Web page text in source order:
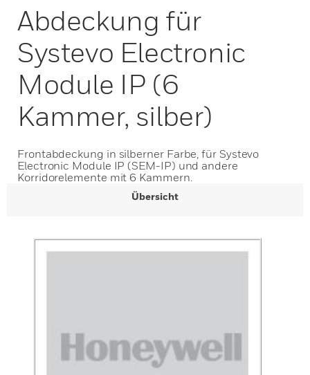
Abdeckung für
Systevo Electronic
Module IP (6
Kammer, silber)
Frontabdeckung in silberner Farbe, für Systevo
Electronic Module IP (SEM-IP) und andere
Korridorelemente mit 6 Kammern.
Übersicht